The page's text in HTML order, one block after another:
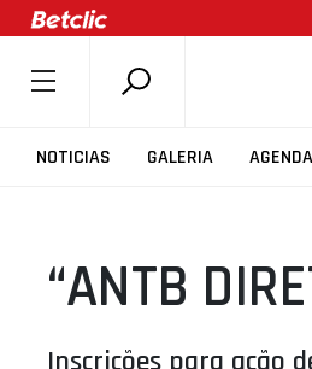
NOTICIAS GALERIA AGENDA
SOBRE A FPB
COMPETIÇÕES
ASSOCIAÇÕES
CLUBES
“ANTB
Inscrições para ação